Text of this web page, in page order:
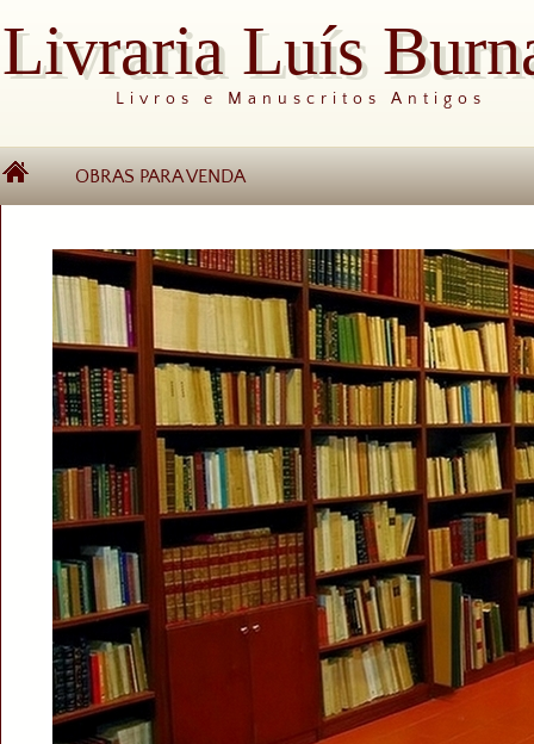
Livraria Luís
Livros e Manuscritos Antigos
OBRAS PARA VENDA